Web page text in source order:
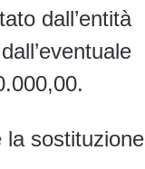
dall’entità
la sostituzione